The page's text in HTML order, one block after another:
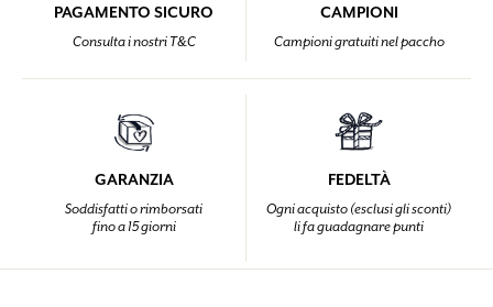
PAGAMENTO SICURO
Consulta i nostri T&C
CAMPIONI
Campioni gratuiti nel paccho
GARANZIA
Soddisfatti o rimborsati
fino a 15 giorni
FEDELTÀ
Ogni acquisto (esclusi gli sconti)
li fa guadagnare punti